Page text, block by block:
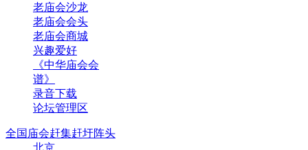
老庙会沙龙
老庙会会头
老庙会商城
兴趣爱好
《中华庙会会
谱》
录音下载
论坛管理区
全国庙会赶集赶圩阵头
北京